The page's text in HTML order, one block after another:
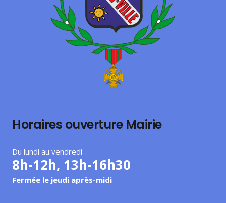
Horaires ouverture Mairie
Du lundi au vendredi
8h-12h, 13h-16h30
Fermée le jeudi après-midi